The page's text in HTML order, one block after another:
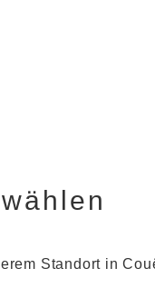
Standort in